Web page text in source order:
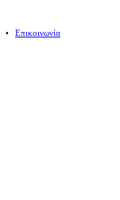
⠀•⠀ Επικοινωνία